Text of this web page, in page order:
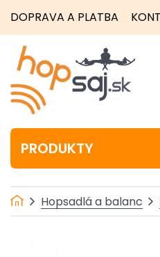
DOPRAVA A PLATBA
PRODUKTY
Hopsadlá a balanc